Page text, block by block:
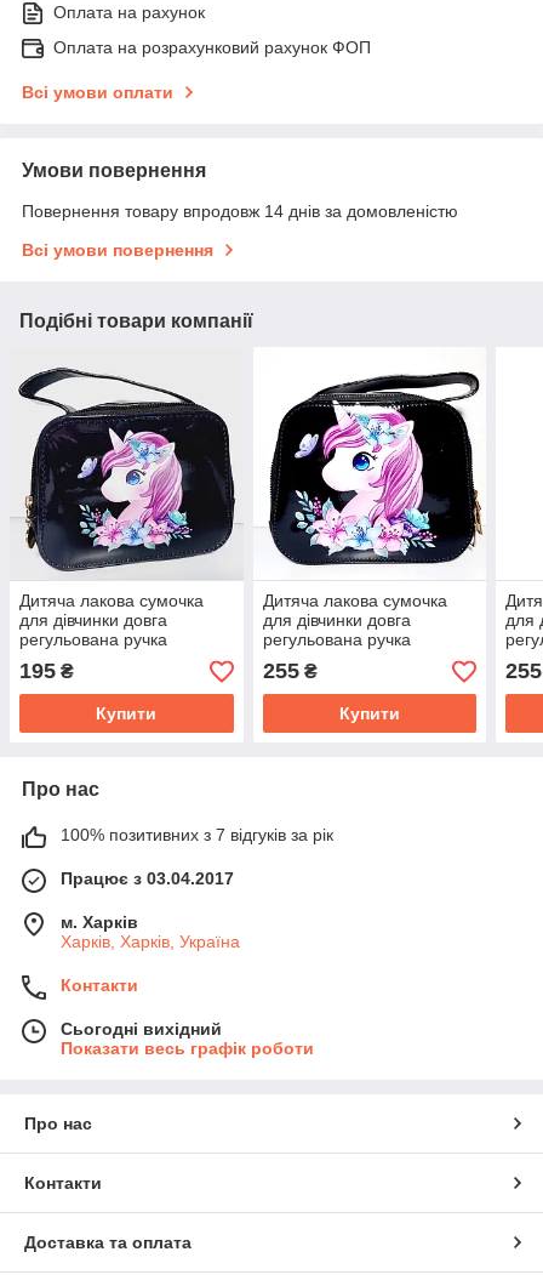
Оплата на рахунок
Оплата на розрахунковий рахунок ФОП
Всі умови оплати
Умови повернення
Повернення товару впродовж 14 днів за домовленістю
Всі умови повернення
Подібні товари компанії
Дитяча лакова сумочка
для дівчинки довга
регульована ручка
195 ₴
Купити
Дитяча лакова сумочка
для дівчинки довга
регульована ручка
255₴
Купити
для
255
Про нас
100% позитивних з 7 відгуків за рік
Працює з 03.04.2017
м. Харків
Харків, Харків, Україна
Контакти
Сьогодні вихідний
Показати весь графік роботи
Про нас
Контакти
Доставка та оплата